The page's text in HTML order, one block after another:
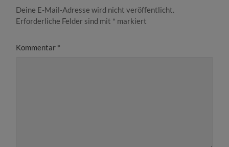
Deine E-Mail-Adresse wird nicht veröffentlicht.
Erforderliche Felder sind mit * markiert
Kommentar *